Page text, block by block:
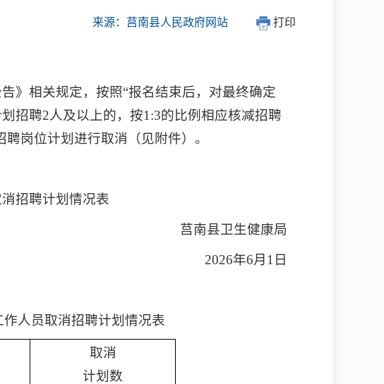
来源：莒南县人民政府网站 打印
》相关规定，按照“报名结束后，对最终确定
招聘2人及以上的，按1:3的比例相应核减招聘
岗位计划进行取消（见附件）。
招聘计划情况表
莒南县卫生健康局
2026年6月1日
人员取消招聘计划情况表
取消
计划数